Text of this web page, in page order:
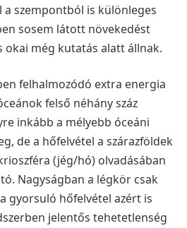
a szempontból is különleges
sosem látott növekedést
okai még kutatás alatt állnak.
felhalmozódó extra energia
felső néhány száz
inkább a mélyebb óceáni
de a hőfelvétel a szárazföldek
(jég/hó) olvadásában
Nagyságban a légkör csak
gyorsuló hőfelvétel azért is
jelentős tehetetlenség